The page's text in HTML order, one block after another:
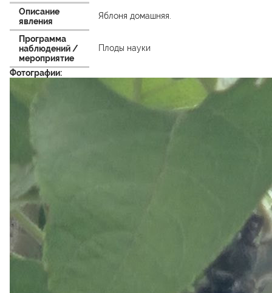
Описание
явления
Яблоня домашняя.
Программа
наблюдений /
мероприятие
Плоды науки
Фотографии: